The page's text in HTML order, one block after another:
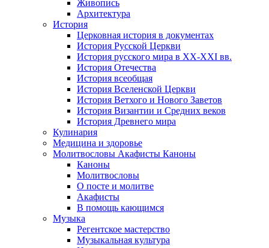
Живопись
Архитектура
История
Церковная история в документах
История Русской Церкви
История русского мира в ХХ-ХХI вв.
История Отечества
История всеобщая
История Вселенской Церкви
История Ветхого и Нового Заветов
История Византии и Средних веков
История Древнего мира
Кулинария
Медицина и здоровье
Молитвословы Акафисты Каноны
Каноны
Молитвословы
О посте и молитве
Акафисты
В помощь кающимся
Музыка
Регентское мастерство
Музыкальная культура